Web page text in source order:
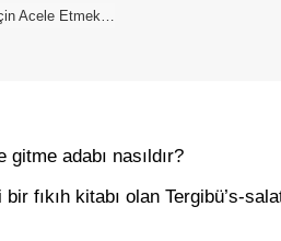
Acele Etmek…
adabı nasıldır?
fıkıh kitabı olan Tergibü’s-